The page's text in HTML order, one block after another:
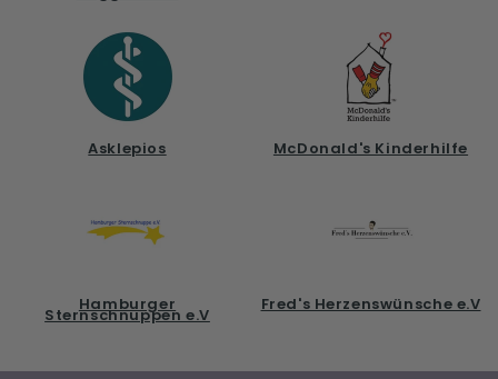
Asklepios McDonald's Kinderhilfe
Hamburger
Sternschnuppen e.V
Fred's Herzenswünsche e.V